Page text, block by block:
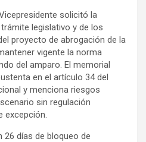
solicitó la
legislativo y de los
proyecto de abrogación de la
vigente la norma
del amparo. El memorial
en el artículo 34 del
y menciona riesgos
sin regulación
excepción.
días de bloqueo de